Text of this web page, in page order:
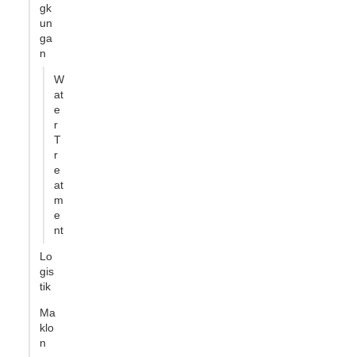
gk
un
ga
n
W
at
e
r
T
r
e
at
m
e
nt
Lo
gis
tik
Ma
klo
n